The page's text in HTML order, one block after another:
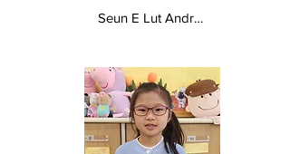
Seun E Lut Andrea